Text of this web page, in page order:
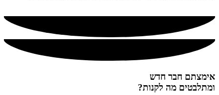
אימצתם חבר חדש
ומתלבטים מה לקנות?